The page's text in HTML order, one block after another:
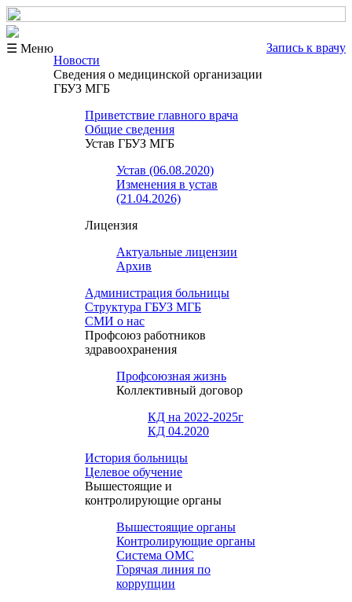
☰ Меню
Запись к врачу
Новости
Сведения о медицинской организации
ГБУЗ МГБ
Приветствие главного врача
Общие сведения
Устав ГБУЗ МГБ
Устав (06.08.2020)
Изменения в устав
(21.04.2026)
Лицензия
Актуальные лицензии
Архив
Администрация больницы
Структура ГБУЗ МГБ
СМИ о нас
Профсоюз работников
здравоохранения
Профсоюзная жизнь
Коллективный договор
КД на 2022-2025г
КД 04.2020
История больницы
Целевое обучение
Вышестоящие и
контролирующие органы
Вышестоящие органы
Контролирующие органы
Система ОМС
Горячая линия по
коррупции